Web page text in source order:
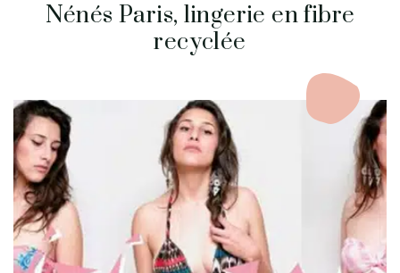
Nénés Paris, lingerie en fibre
recyclée